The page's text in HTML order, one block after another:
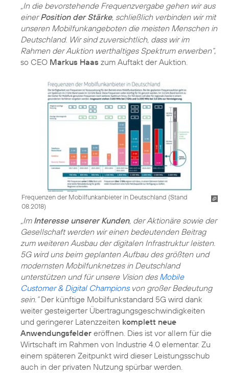
„In die bevorstehende Frequenzvergabe gehen wir aus
einerPosition der Stärke, schließlich verbinden wir mit
unseren Mobilfunkangeboten die meisten Menschen in
Deutschland. Wir sind zuversichtlich, dass wir im
Rahmen der Auktion werthaltiges Spektrum erwerben“,
so CEO Markus Haas zum Auftakt der Auktion.
Frequenzen der Mobilfunkanbieter in Deutschland (Stand
08.2018)
„Im Interesse unserer Kunden, der Aktionäre sowie der
Gesellschaft werden wir einen bedeutenden Beitrag
zum weiteren Ausbau der digitalen Infrastruktur leisten.
5G wird uns beim geplanten Aufbau des größten und
modernsten Mobilfunknetzes in Deutschland
unterstützen und für unsere Vision des Mobile
Customer & Digital Championsvon großer Bedeutung
sein.“Der künftige Mobilfunkstandard 5G wird dank
weiter gesteigerter Übertragungsgeschwindigkeiten
und geringerer Latenzzeiten komplett neue
Anwendungsfelder eröffnen. Dies ist vor allem für die
Wirtschaft im Rahmen von Industrie 4.0 elementar. Zu
einem späteren Zeitpunkt wird dieser Leistungsschub
auch in der privaten Nutzung spürbar werden.